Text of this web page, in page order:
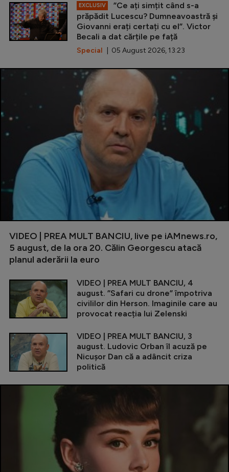
EXCLUSIV
”Ce ați simțit când s-a
prăpădit Lucescu? Dumneavoastră și
Giovanni erați certați cu el”. Victor
Becali a dat cărțile pe față
Special | 05 August 2026, 13:23
VIDEO | PREA MULT BANCIU, live pe iAMnews.ro,
5 august, de la ora 20. Călin Georgescu atacă
planul aderării la euro
VIDEO | PREA MULT BANCIU, 4
august. ”Safari cu drone” împotriva
civililor din Herson. Imaginile care au
provocat reacția lui Zelenski
VIDEO | PREA MULT BANCIU, 3
august. Ludovic Orban îl acuză pe
Nicușor Dan că a adâncit criza
politică